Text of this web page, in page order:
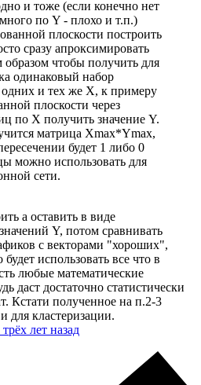
и тоже (если конечно нет
по Y - плохо и т.п.)
плоскости построить
сразу апроксимировать
чтобы получить для
одинаковый набор
одних и тех же X, к примеру
плоскости через
по X получить значение Y.
матрица Xmax*Ymax,
будет 1 либо 0
можно использовать для
сети.
а оставить в виде
Y, потом сравнивать
с векторами "хороших",
использовать все что в
любые математические
даст достаточно статистически
Кстати полученное на п.2-3
для кластеризации.
лет назад